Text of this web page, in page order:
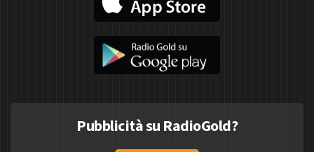
Pubblicità su RadioGold?